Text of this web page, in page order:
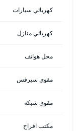
كهربائي سيارات
كهربائي منازل
محل هواتف
مقوي سيرفس
مقوي شبكة
مكتب افراح